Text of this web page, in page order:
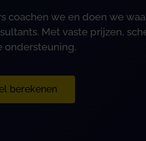
coachen we en doen we
Met vaste prijzen,
ondersteuning.
berekenen